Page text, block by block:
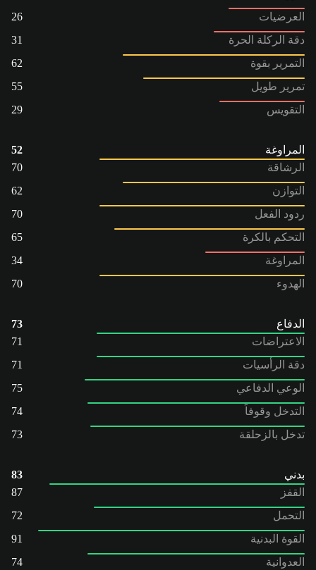
العرضيات
26
دقة الركلة الحرة
31
التمرير بقوة
62
تمرير طويل
55
التقويس
29
المراوغة
52
الرشاقة
70
التوازن
62
ردود الفعل
70
التحكم بالكرة
65
المراوغة
34
الهدوء
70
الدفاع
73
الاعتراضات
71
دقة الرأسيات
71
الوعي الدفاعي
75
التدخل وقوفاً
74
تدخل بالزحلقة
73
بدني
83
القفز
87
التحمل
72
القوة البدنية
91
العدوانية
74